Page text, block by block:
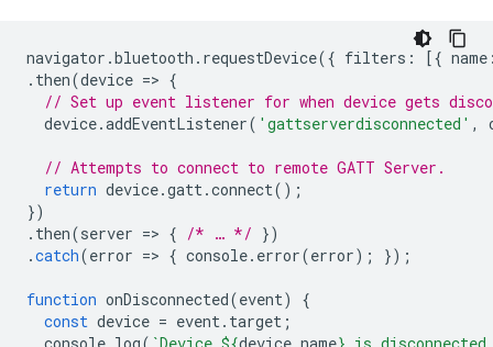
navigator .bluetooth . requestDevice({ filters : [{ name
. then(device => {
// Set up event listener for when device gets
device.addEventListener( 'gattserverdisconnected' ,
// Attempts to connect to remote GATT Server.
return device.gatt.connect();
})
. then(server => { /* … */ })
.catch(error => { console. error(error); });
function onDisconnected(event)
{
const device = event. target ;